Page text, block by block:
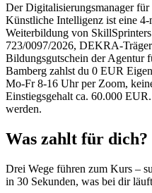
Der Digitalisierungsmanager für
Künstliche Intelligenz ist eine
Weiterbildung von
723/0097/2026, DEKRA-
Bildungsgutschein der Agentur
Bamberg zahlst du 0 EUR
Mo-Fr 8-16 Uhr per Zoom,
Einstiegsgehalt ca. 60.000
werden.
Was zahlt für dich?
Drei Wege führen zum Kurs –
in 30 Sekunden, was bei dir